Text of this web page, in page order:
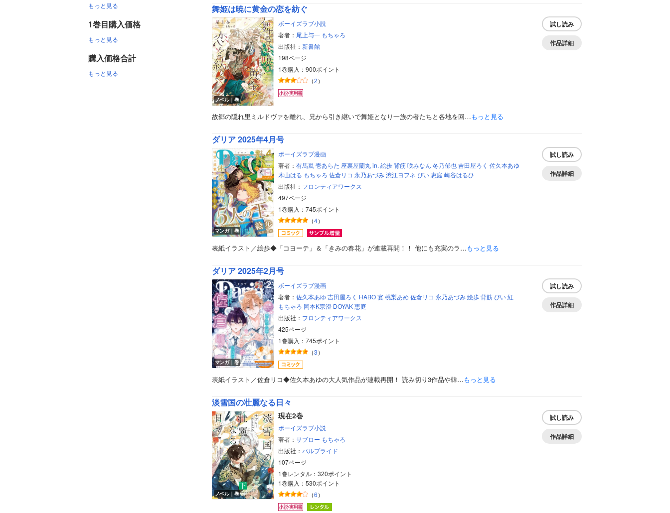
もっと見る
1巻目購入価格
もっと見る
購入価格合計
もっと見る
舞姫は暁に黄金の恋を紡ぐ
ノベル｜巻
ボーイズラブ小説
著者： 尾上与一 もちゃろ
出版社： 新書館
198ページ
1巻購入：900ポイント
（2）
試し読み
作品詳細
故郷の隠れ里ミルドヴァを離れ、兄から引き継いで舞姫となり一族の者たちと各地を回…もっと見る
ダリア 2025年4月号
マンガ｜巻
ボーイズラブ漫画
著者： 有馬嵐 壱あらた 座裏屋蘭丸 in. 絵歩 背筋 咲みなん 冬乃郁也 吉田屋ろく 佐久本あゆ
木山はる もちゃろ 佐倉リコ 永乃あづみ 渋江ヨフネ ぴい 恵庭 崎谷はるひ
出版社： フロンティアワークス
497ページ
1巻購入：745ポイント
（4）
試し読み
作品詳細
表紙イラスト／絵歩◆「コヨーテ」＆「きみの春花」が連載再開！！ 他にも充実のラ…もっと見る
ダリア 2025年2月号
マンガ｜巻
ボーイズラブ漫画
著者： 佐久本あゆ 吉田屋ろく HABO 宴 桃梨あめ 佐倉リコ 永乃あづみ 絵歩 背筋 ぴい 紅
もちゃろ 岡本K宗澄 DOYAK 恵庭
出版社： フロンティアワークス
425ページ
1巻購入：745ポイント
（3）
試し読み
作品詳細
表紙イラスト／佐倉リコ◆佐久本あゆの大人気作品が連載再開！ 読み切り3作品や韓…もっと見る
淡雪国の壮麗なる日々
ノベル｜巻
現在2巻
ボーイズラブ小説
著者： サブロー もちゃろ
出版社： パルプライド
107ページ
1巻レンタル：320ポイント
1巻購入：530ポイント
（6）
試し読み
作品詳細